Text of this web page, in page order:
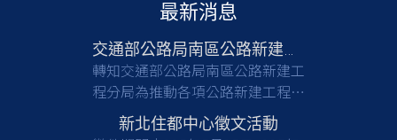
最新消息
轉知交通部公路局南區公路新建工
程分局為推動各項公路新建工程，
亟需具備土木工程等相關專業背景
之人才加入，共同提升公共工程品
新北住都中心徵文活動